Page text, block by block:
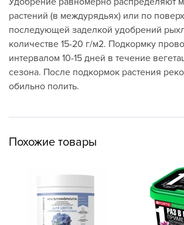
растений (в междурядьях) или по
последующей заделкой удобрений
количестве 15-20 г/м2. Подкормку
интервалом 10-15 дней в течение
сезона. После подкормок растения
обильно полить.
Похожие товары